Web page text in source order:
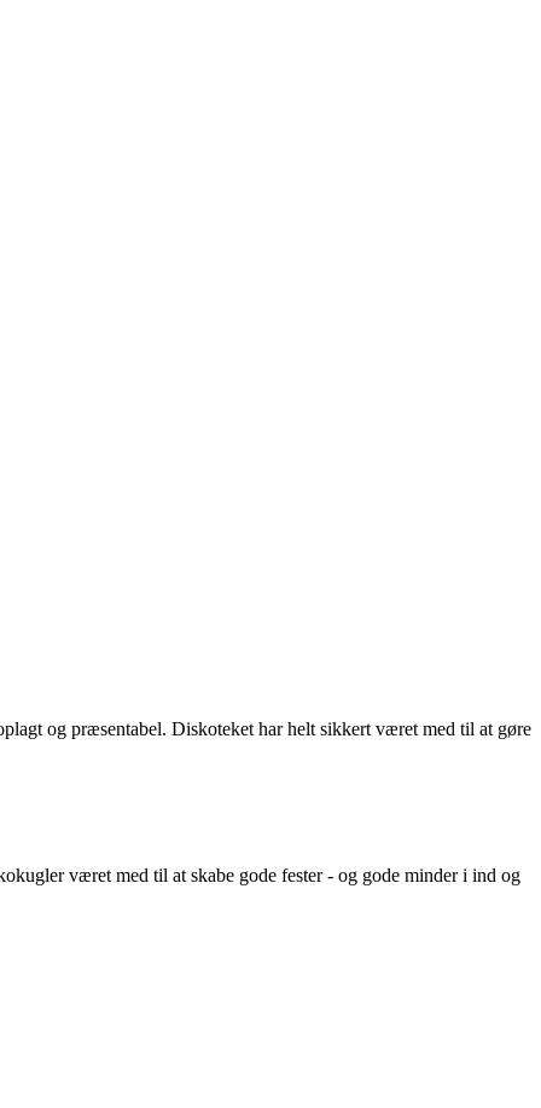
og præsentabel. Diskoteket har helt sikkert været med til at gøre
været med til at skabe gode fester - og gode minder i ind og